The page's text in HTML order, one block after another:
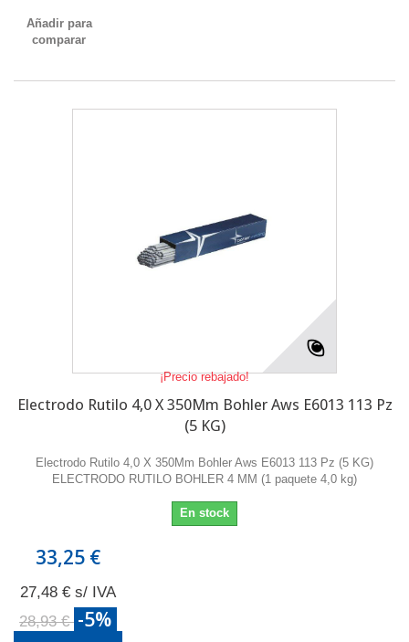
Añadir para
comparar
¡Precio rebajado!
Electrodo Rutilo 4,0 X 350Mm Bohler Aws E6013 113 Pz
(5 KG)
Electrodo Rutilo 4,0 X 350Mm Bohler Aws E6013 113 Pz (5 KG)
ELECTRODO RUTILO BOHLER 4 MM (1 paquete 4,0 kg)
En stock
33,25 €
27,48 € s/ IVA
28,93 € -5%